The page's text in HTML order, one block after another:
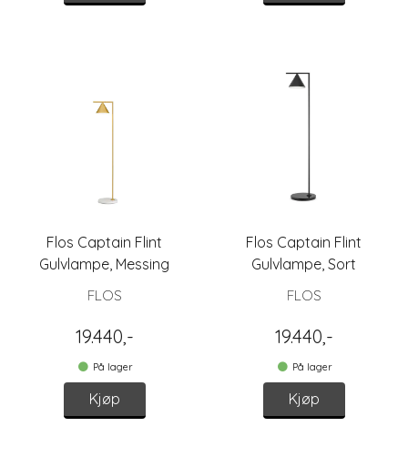
Flos Captain Flint
Gulvlampe, Messing
FLOS
19.440,-
På lager
Kjøp
Flos Captain Flint
Gulvlampe, Sort
FLOS
19.440,-
På lager
Kjøp